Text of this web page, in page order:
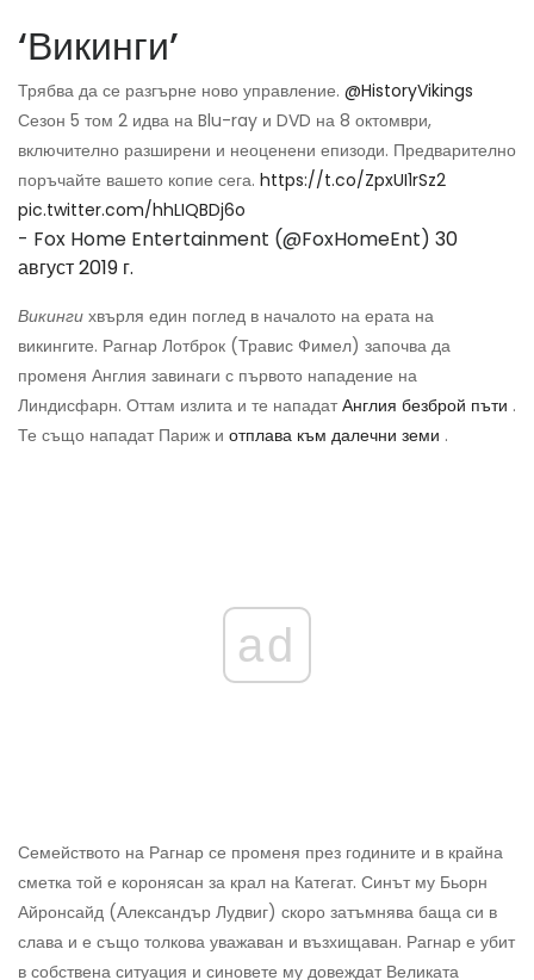
‘Викинги’
Трябва да се разгърне ново управление. @HistoryVikings
Сезон 5 том 2 идва на Blu-ray и DVD на 8 октомври,
включително разширени и неоценени епизоди. Предварително
поръчайте вашето копие сега. https://t.co/ZpxUI1rSz2
pic.twitter.com/hhLIQBDj6o
- Fox Home Entertainment (@FoxHomeEnt) 30
август 2019 г.
Викинги хвърля един поглед в началото на ерата на
викингите. Рагнар Лотброк (Травис Фимел) започва да
променя Англия завинаги с първото нападение на
Линдисфарн. Оттам излита и те нападатАнглия безброй пъти .
Те също нападат Париж и отплава към далечни земи .
ad
Семейството на Рагнар се променя през годините и в крайна
сметка той е коронясан за крал на Категат. Синът му Бьорн
Айронсайд (Александър Лудвиг) скоро затъмнява баща си в
слава и е също толкова уважаван и възхищаван. Рагнар е убит
в собствена ситуация и синовете му довеждат Великата